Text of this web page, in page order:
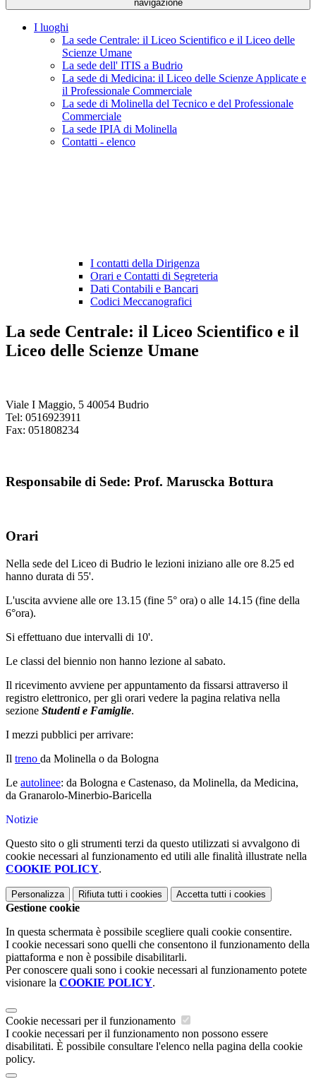
navigazione
I luoghi
La sede Centrale: il Liceo Scientifico e il Liceo delle
Scienze Umane
La sede dell' ITIS a Budrio
La sede di Medicina: il Liceo delle Scienze Applicate e
il Professionale Commerciale
La sede di Molinella del Tecnico e del Professionale
Commerciale
La sede IPIA di Molinella
Contatti - elenco
I contatti della Dirigenza
Orari e Contatti di Segreteria
Dati Contabili e Bancari
Codici Meccanografici
La sede Centrale: il Liceo Scientifico e il
Liceo delle Scienze Umane
Viale I Maggio, 5 40054 Budrio
Tel: 0516923911
Fax: 051808234
Responsabile di Sede: Prof. Maruscka Bottura
Orari
Nella sede del Liceo di Budrio le lezioni iniziano alle ore 8.25 ed
hanno durata di 55'.
L'uscita avviene alle ore 13.15 (fine 5° ora) o alle 14.15 (fine della
6°ora).
Si effettuano due intervalli di 10'.
Le classi del biennio non hanno lezione al sabato.
Il ricevimento avviene per appuntamento da fissarsi attraverso il
registro elettronico, per gli orari vedere la pagina relativa nella
sezione Studenti e Famiglie.
I mezzi pubblici per arrivare:
Il treno da Molinella o da Bologna
Le autolinee: da Bologna e Castenaso, da Molinella, da Medicina,
da Granarolo-Minerbio-Baricella
Notizie
Questo sito o gli strumenti terzi da questo utilizzati si avvalgono di
cookie necessari al funzionamento ed utili alle finalità illustrate nella
COOKIE POLICY.
Personalizza Rifiuta tutti i cookies Accetta tutti i cookies
Gestione cookie
In questa schermata è possibile scegliere quali cookie consentire.
I cookie necessari sono quelli che consentono il funzionamento della
piattaforma e non è possibile disabilitarli.
Per conoscere quali sono i cookie necessari al funzionamento potete
visionare la COOKIE POLICY.
Cookie necessari per il funzionamento
I cookie necessari per il funzionamento non possono essere
disabilitati. È possibile consultare l'elenco nella pagina della cookie
policy.